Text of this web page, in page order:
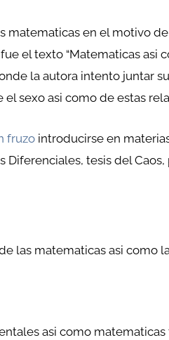
en el motivo
el texto “Matematicas asi­
la autora intento juntar
sexo asi­ como de estas
fruzo introducirse en
tesis del Caos,
las matematicas asi­ como
asi­ como